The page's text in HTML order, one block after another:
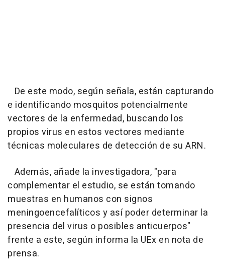
De este modo, según señala, están capturando
e identificando mosquitos potencialmente
vectores de la enfermedad, buscando los
propios virus en estos vectores mediante
técnicas moleculares de detección de su ARN.
Además, añade la investigadora, "para
complementar el estudio, se están tomando
muestras en humanos con signos
meningoencefalíticos y así poder determinar la
presencia del virus o posibles anticuerpos"
frente a este, según informa la UEx en nota de
prensa.